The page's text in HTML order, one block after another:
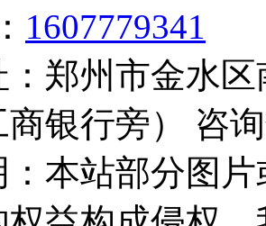
1607779341
：郑州市金水
银行旁） 咨
本站部分图